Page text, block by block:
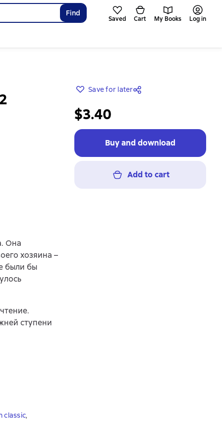
Find
Saved Cart My Books Log in
Save for later
$3.40
Buy and download
Add to cart
Она
хозяина –
были бы
ступени
classic,